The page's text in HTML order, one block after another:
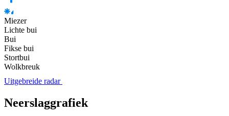
Miezer
Lichte bui
Bui
Fikse bui
Stortbui
Wolkbreuk
Uitgebreide radar
Neerslaggrafiek